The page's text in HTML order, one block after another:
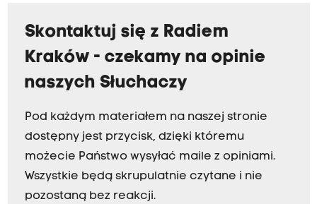
Skontaktuj się z Radiem
Kraków - czekamy na opinie
naszych Słuchaczy
Pod każdym materiałem na naszej stronie
dostępny jest przycisk, dzięki któremu
możecie Państwo wysyłać maile z opiniami.
Wszystkie będą skrupulatnie czytane i nie
pozostaną bez reakcji.